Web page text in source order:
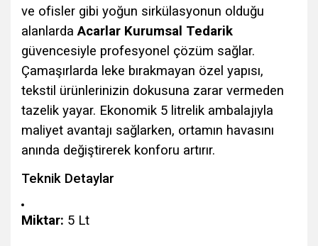
ve ofisler gibi yoğun sirkülasyonun olduğu
alanlardaAcarlar Kurumsal Tedarik
güvencesiyle profesyonel çözüm sağlar.
Çamaşırlarda leke bırakmayan özel yapısı,
tekstil ürünlerinizin dokusuna zarar vermeden
tazelik yayar. Ekonomik 5 litrelik ambalajıyla
maliyet avantajı sağlarken, ortamın havasını
anında değiştirerek konforu artırır.
Teknik Detaylar
Miktar: 5 Lt